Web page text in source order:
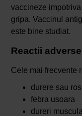
vaccineze
gripa. Vaccinul
este bine studiat.
Reactii
Cele mai frecvente
durere sau
febra usoara
dureri